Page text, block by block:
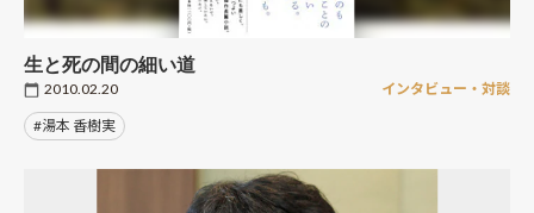
生と死の間の細い道
2010.02.20 インタビュー・対談
#湯本 香樹実